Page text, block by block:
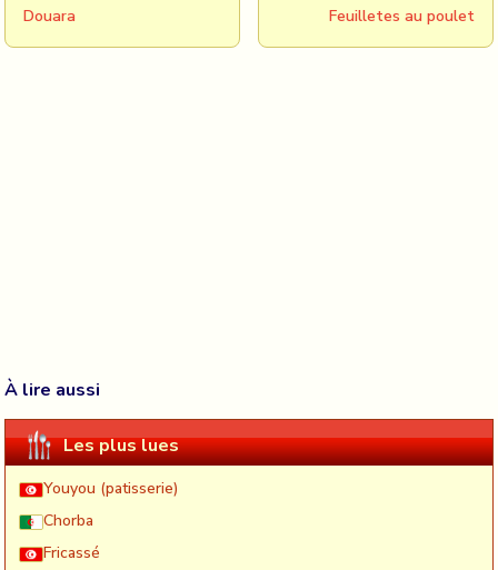
Douara Feuilletes au poulet
À lire aussi
Les plus lues
Youyou (patisserie)
Chorba
Fricassé